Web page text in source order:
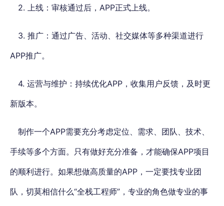
2. 上线：审核通过后，APP正式上线。
3. 推广：通过广告、活动、社交媒体等多种渠道进行
APP推广。
4. 运营与维护：持续优化APP，收集用户反馈，及时更
新版本。
制作一个APP需要充分考虑定位、需求、团队、技术、
手续等多个方面。只有做好充分准备，才能确保APP项目
的顺利进行。 如果想做高质量的APP，一定要找专业团
队，切莫相信什么“全栈工程师”， 专业的角色做专业的事